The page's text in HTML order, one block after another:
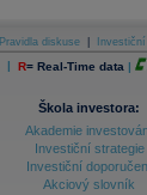
Pravidla diskuse
| R= Real-Time data |
Škola investora:
Akademie
Investiční strategie
Investiční
Akciový slovník